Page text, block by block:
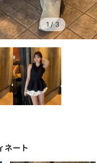
1/ 3
ネート